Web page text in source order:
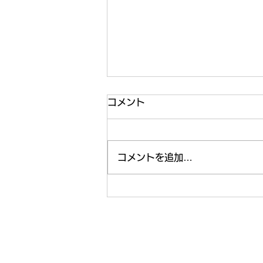
2026 福祉の合同就職説明会
コメント
コメントを追加…